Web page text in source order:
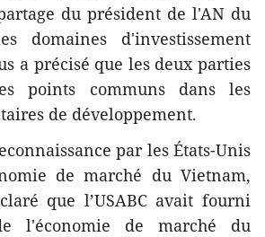
du président de l'AN du
domaines d'investissement
a précisé que les deux parties
points communs dans les
de développement.
par les États-Unis
de marché du Vietnam,
que l’USABC avait fourni
l'économie de marché du